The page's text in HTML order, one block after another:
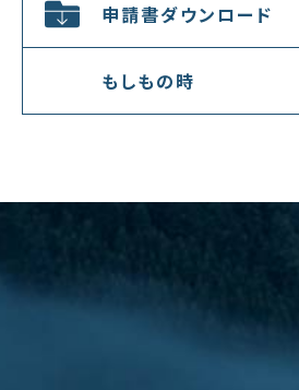
申請書ダウンロード
もしもの時